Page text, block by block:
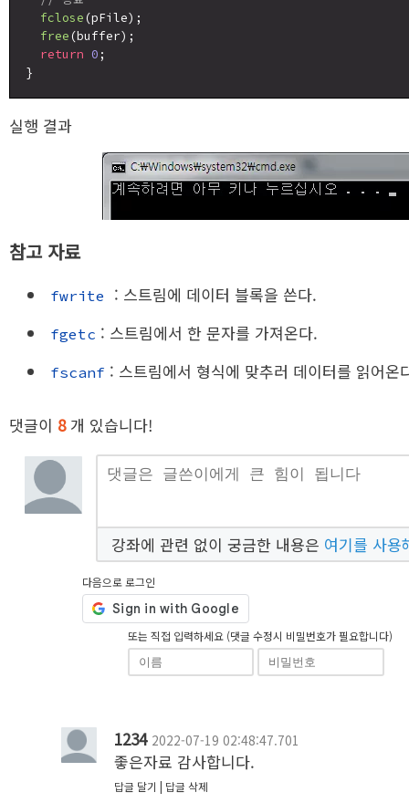
fclose (pFile);
free (buffer);
return 0 ;
실행 결과
참고 자료
fwrite : 스트림에 데이터 블록을 쓴다.
fgetc : 스트림에서 한 문자를 가져온다.
fscanf : 스트림에서 형식에 맞추러 데이터를 읽어온
댓글이 8개 있습니다!
강좌에 관련 없이 궁금한 내용은 여기를 사용
다음으로 로그인
또는 직접 입력하세요 (댓글 수정시 비밀번호가 필요합니다)
1234 2022-07-19 02:48:47.701
좋은자료 감사합니다.
답글 달기 답글 삭제